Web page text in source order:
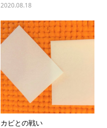
2020.08.18
カビとの戦い